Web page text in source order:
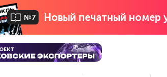
№7 Новый печатный номер